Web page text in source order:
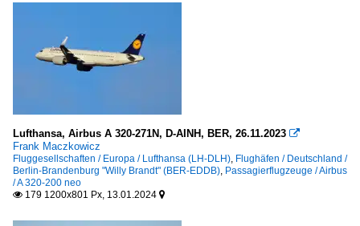
Lufthansa, Airbus A 320-271N, D-AINH, BER, 26.11.2023 
Frank Maczkowicz
Fluggesellschaften / Europa / Lufthansa (LH-DLH), Flughäfen / Deutschland /
Berlin-Brandenburg "Willy Brandt" (BER-EDDB), Passagierflugzeuge / Airbus
/ A 320-200 neo
 179 1200x801 Px, 13.01.2024 